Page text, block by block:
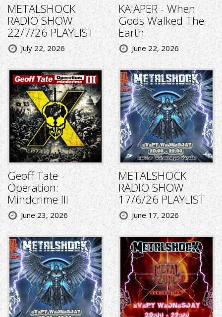
METALSHOCK
RADIO SHOW
22/7/26 PLAYLIST
July 22, 2026
KA'APER - When
Gods Walked The
Earth
June 22, 2026
Geoff Tate -
Operation:
Mindcrime III
June 23, 2026
METALSHOCK
RADIO SHOW
17/6/26 PLAYLIST
June 17, 2026